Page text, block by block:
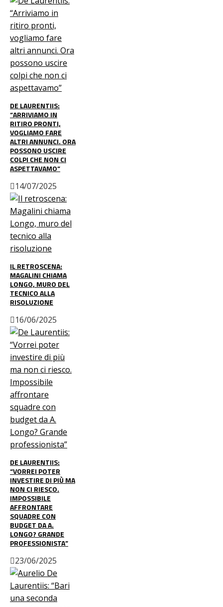
DE LAURENTIIS:
“ARRIVIAMO IN
RITIRO PRONTI,
VOGLIAMO FARE
ALTRI ANNUNCI. ORA
POSSONO USCIRE
COLPI CHE NON CI
ASPETTAVAMO”
14/07/2025
IL RETROSCENA:
MAGALINI CHIAMA
LONGO, MURO DEL
TECNICO ALLA
RISOLUZIONE
16/06/2025
DE LAURENTIIS:
“VORREI POTER
INVESTIRE DI PIÙ MA
NON CI RIESCO.
IMPOSSIBILE
AFFRONTARE
SQUADRE CON
BUDGET DA A.
LONGO? GRANDE
PROFESSIONISTA”
23/06/2025